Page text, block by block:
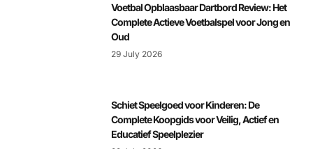
Voetbal Opblaasbaar Dartbord Review: Het
Complete Actieve Voetbalspel voor Jong en
Oud
29 July 2026
Schiet Speelgoed voor Kinderen: De
Complete Koopgids voor Veilig, Actief en
Educatief Speelplezier